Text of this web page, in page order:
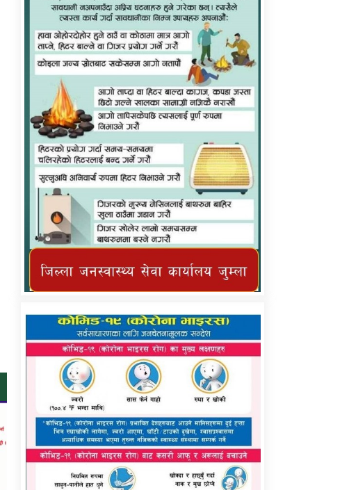
कर्णाली प्राविधि शिक्षालय जुम्लाको सुचना
तातोपानी गाउँपालिका जुम्लाको महिनावारी